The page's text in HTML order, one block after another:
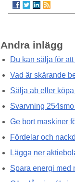
Andra inlägg
Du kan sälja för
Vad är skärande
Sälja ab eller
Svarvning
Ge bort maskiner
Fördelar och
Lägga ner
Spara energi med